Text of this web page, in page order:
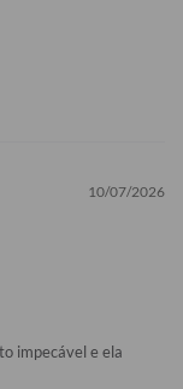
10/07/2026
impecável e ela